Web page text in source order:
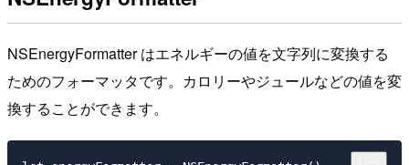
NSEnergyFormatter はエネルギーの値を文字列に変換する
ためのフォーマッタです。カロリーやジュールなどの値を変
換することができます。